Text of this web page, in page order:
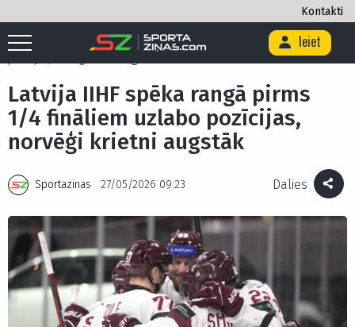
Kontakti
Ieiet
Sākums / Latvija IIHF spēka rangā pirms 1/4 fināliem uzlabo
Latvija IIHF spēka rangā pirms
1/4 fināliem uzlabo pozīcijas,
norvēģi krietni augstāk
Sportazinas 27/05/2026 09:23 Dalies